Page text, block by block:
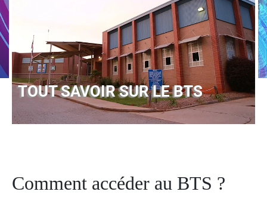
TOUT SAVOIR SUR LE BTS
Comment accéder au BTS ?